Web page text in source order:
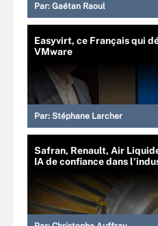
Par: Gaétan Raoul
Easyvirt, ce Français qui
VMware
Par: Stéphane Larcher
Safran, Renault, Air
IA de confiance dans